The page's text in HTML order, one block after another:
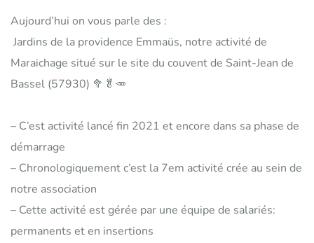
Aujourd’hui on vous parle des :
Jardins de la providence Emmaüs, notre activité de
Maraichage situé sur le site du couvent de Saint-Jean de
Bassel (57930) 🥦🥬🥕
– C’est activité lancé fin 2021 et encore dans sa phase de
démarrage
– Chronologiquement c’est la 7em activité crée au sein de
notre association
– Cette activité est gérée par une équipe de salariés:
permanents et en insertions